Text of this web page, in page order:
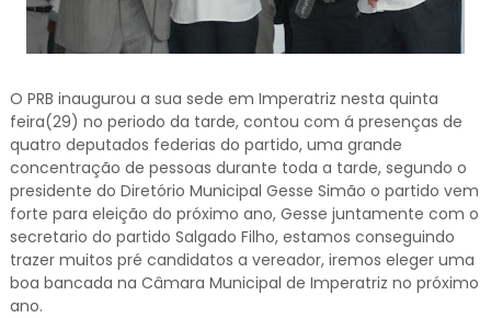
O PRB inaugurou a sua sede em Imperatriz nesta quinta
feira(29) no periodo da tarde, contou com á presenças de
quatro deputados federias do partido, uma grande
concentração de pessoas durante toda a tarde, segundo o
presidente do Diretório Municipal Gesse Simão o partido vem
forte para eleição do próximo ano, Gesse juntamente com o
secretario do partido Salgado Filho, estamos conseguindo
trazer muitos pré candidatos a vereador, iremos eleger uma
boa bancada na Câmara Municipal de Imperatriz no próximo
ano.